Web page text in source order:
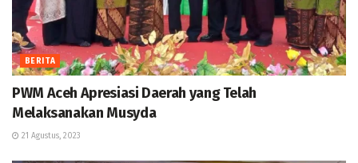
BERITA
PWM Aceh Apresiasi Daerah yang Telah
Melaksanakan Musyda
21 Agustus, 2023